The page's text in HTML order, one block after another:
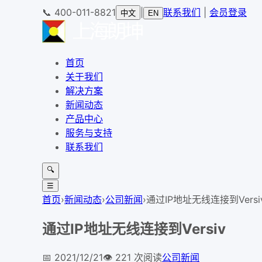
📞 400-011-8821 中文 EN 联系我们 会员登录
首页
关于我们
解决方案
新闻动态
产品中心
服务与支持
联系我们
🔍
☰
首页›新闻动态›公司新闻›通过IP地址无线连接到
通过IP地址无线连接到Versiv
📅 2021/12/21👁️ 221 次阅读公司新闻